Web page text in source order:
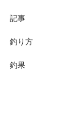
記事
釣り方
釣果